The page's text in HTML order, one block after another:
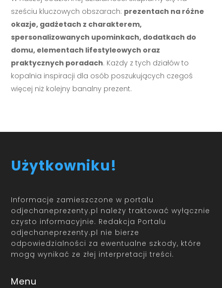
sześciu kluczowych obszarach: prezentach na różne
okazje, gadżetach z charakterem,
spersonalizowanych upominkach, dodatkach do
domu, elementach lifestyleowych oraz
praktycznych poradach. Każdy z tych działów to
kopalnia inspiracji dla osób poszukujących czegoś
więcej niż kolejny banalny prezent.
Użytkowniku!
Informacje zamieszczone w portalu
odjechaneprezenty.pl należy traktować wyłącznie
czysto informacyjnie. Redakcja Portalu
odjechaneprezenty.pl nie bierze
odpowiedzialności za ewentualne szkody, które
mogą wynikać ze złej interpretacji treści.
Menu